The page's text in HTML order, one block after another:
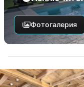
Фотогалерия